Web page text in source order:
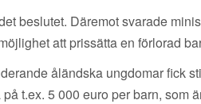
beslutet. Däremot svarade
att prissätta en förlorad
åländska ungdomar fick
t.ex. 5 000 euro per barn, som